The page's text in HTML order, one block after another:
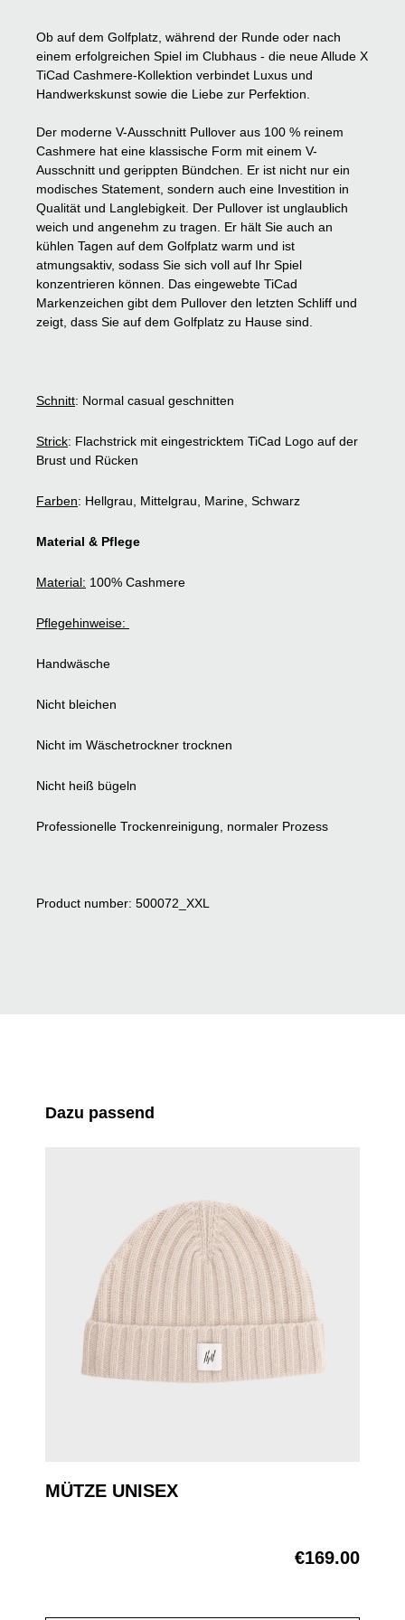
Ob auf dem Golfplatz, während der Runde oder nach
einem erfolgreichen Spiel im Clubhaus - die neue Allude X
TiCad Cashmere-Kollektion verbindet Luxus und
Handwerkskunst sowie die Liebe zur Perfektion.
Der moderne V-Ausschnitt Pullover aus 100 % reinem
Cashmere hat eine klassische Form mit einem V-
Ausschnitt und gerippten Bündchen. Er ist nicht nur ein
modisches Statement, sondern auch eine Investition in
Qualität und Langlebigkeit. Der Pullover ist unglaublich
weich und angenehm zu tragen. Er hält Sie auch an
kühlen Tagen auf dem Golfplatz warm und ist
atmungsaktiv, sodass Sie sich voll auf Ihr Spiel
konzentrieren können. Das eingewebte TiCad
Markenzeichen gibt dem Pullover den letzten Schliff und
zeigt, dass Sie auf dem Golfplatz zu Hause sind.
Schnitt: Normal casual geschnitten
Strick: Flachstrick mit eingestricktem TiCad Logo auf der
Brust und Rücken
Farben: Hellgrau, Mittelgrau, Marine, Schwarz
Material & Pflege
Material: 100% Cashmere
Pflegehinweise:
Handwäsche
Nicht bleichen
Nicht im Wäschetrockner trocknen
Nicht heiß bügeln
Professionelle Trockenreinigung, normaler Prozess
Product number: 500072_XXL
Skip product gallery
Dazu passend
MÜTZE UNISEX
€169.00